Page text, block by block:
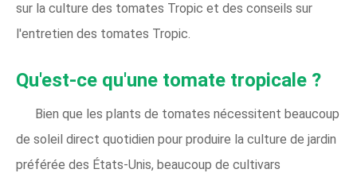
sur la culture des tomates Tropic et des conseils sur
l'entretien des tomates Tropic.
Qu'est-ce qu'une tomate tropicale ?
Bien que les plants de tomates nécessitent beaucoup
de soleil direct quotidien pour produire la culture de jardin
préférée des États-Unis, beaucoup de cultivars